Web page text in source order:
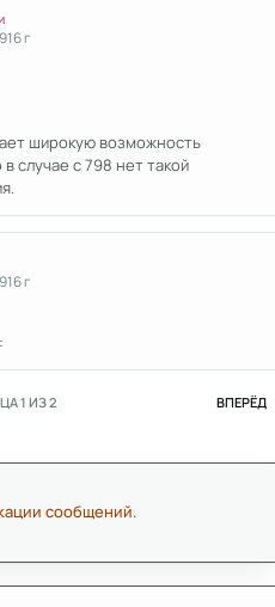
16 г
широкую возможность
случае с 798 нет такой
16 г
ВПЕРЁД
1 ИЗ 2
сообщений.